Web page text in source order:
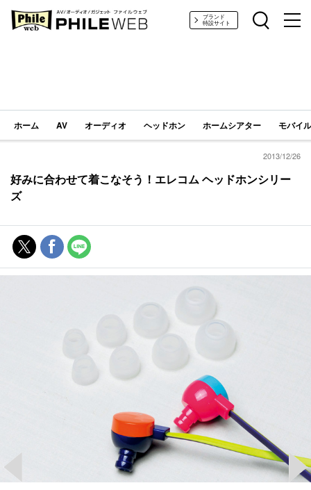
PHILE WEB｜AV/オーディオ/ガジェットブランド
特設サイト
ホーム AV オーディオ ヘッドホン ホームシアター モバイ
2013/12/26
好みに合わせて着こなそう！エレコム ヘッドホンシリー
ズ